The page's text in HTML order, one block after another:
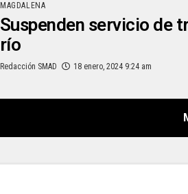
MAGDALENA
Suspenden servicio de
río
Redacción SMAD 18 enero, 2024 9:24 am